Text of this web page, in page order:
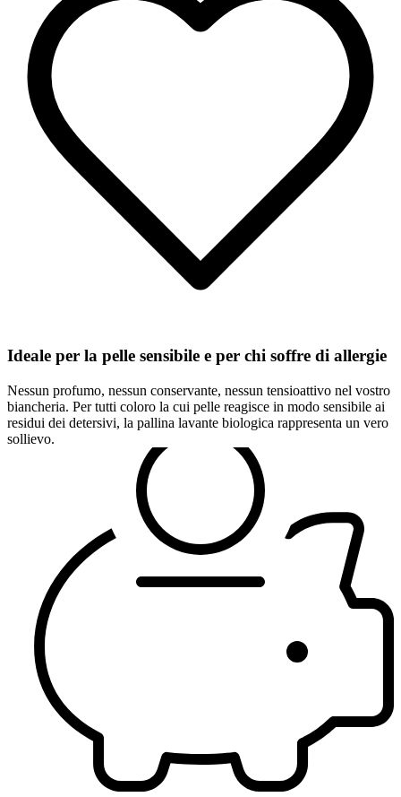
Ideale per la pelle sensibile e per chi soffre di allergie
Nessun profumo, nessun conservante, nessun tensioattivo nel vostro
biancheria. Per tutti coloro la cui pelle reagisce in modo sensibile ai
residui dei detersivi, la pallina lavante biologica rappresenta un vero
sollievo.